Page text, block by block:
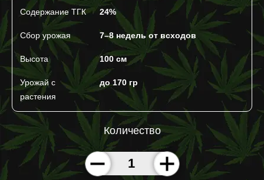
Содержание ТГК 24%
Сбор урожая 7–8 недель от всходов
Высота 100 cм
Урожай с
растения
до 170 гр
Количество